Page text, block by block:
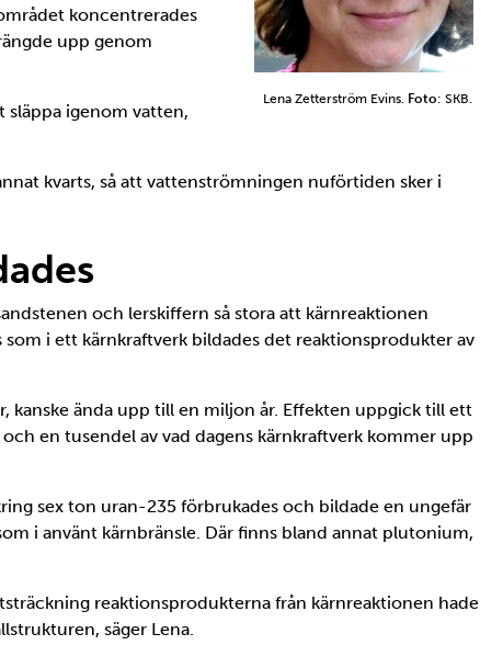
Lena Zetterström Evins. Foto: SKB.
koncentrerades
upp genom
släppa igenom vatten,
kvarts, så att vattenströmningen nuförtiden sker i
och lerskiffern så stora att kärnreaktionen
i ett kärnkraftverk bildades det reaktionsprodukter av
kanske ända upp till en miljon år. Effekten uppgick till ett
en tusendel av vad dagens kärnkraftverk kommer upp
sex ton uran-235 förbrukades och bildade en ungefär
i använt kärnbränsle. Där finns bland annat plutonium,
reaktionsprodukterna från kärnreaktionen hade
säger Lena.